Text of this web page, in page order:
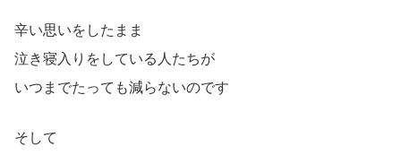
辛い思いをしたまま
泣き寝入りをしている人たちが
いつまでたっても減らないのです
そして